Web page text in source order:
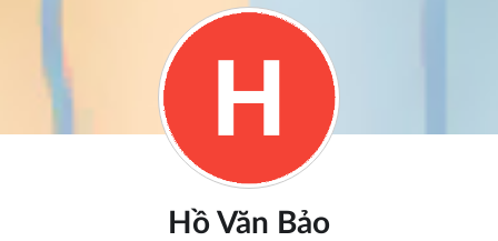
Hồ Văn Bảo